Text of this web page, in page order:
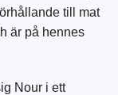
till mat
är på hennes
Nour i ett